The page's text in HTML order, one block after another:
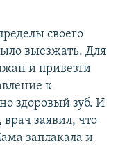
своего
выезжать. Для
и привезти
к
здоровый зуб. И
врач заявил, что
заплакала и